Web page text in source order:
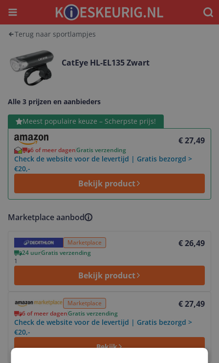
Menu
Terug naar sportlampjes
CatEye HL-EL135 Zwart
Alle 3 prijzen en aanbieders
Meest populaire keuze – Scherpste prijs!
€ 27,49
6 of meer dagenGratis verzending
Check de website voor de levertijd | Gratis bezorgd >
€20,-
Bekijk product
Bekijk product
Marketplace aanbod
Marketplace € 26,49
24 uurGratis verzending
1
Bekijk product
Bekijk product
Marketplace € 27,49
6 of meer dagenGratis verzending
Check de website voor de levertijd | Gratis bezorgd >
€20,-
Bekijk